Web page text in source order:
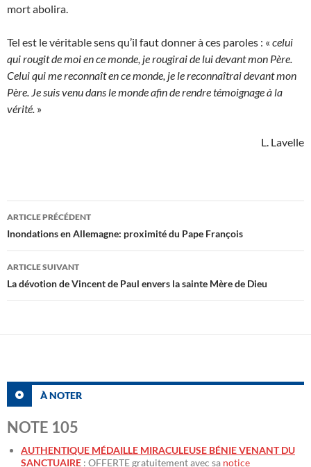
mort abolira.
Tel est le véritable sens qu’il faut donner à ces paroles : « celui
qui rougit de moi en ce monde, je rougirai de lui devant mon Père.
Celui qui me re­connaît en ce monde, je le reconnaîtrai devant mon
Père. Je suis venu dans le monde afin de rendre témoignage à la
vérité. »
L. Lavelle
Navigation
des
articles
ARTICLE PRÉCÉDENT
Inondations en Allemagne: proximité du Pape François
ARTICLE SUIVANT
La dévotion de Vincent de Paul envers la sainte Mère de Dieu
À NOTER
NOTE 105
AUTHENTIQUE MÉDAILLE MIRACULEUSE BÉNIE VENANT DU
SANCTUAIRE : OFFERTE gratuitement avec sa notice